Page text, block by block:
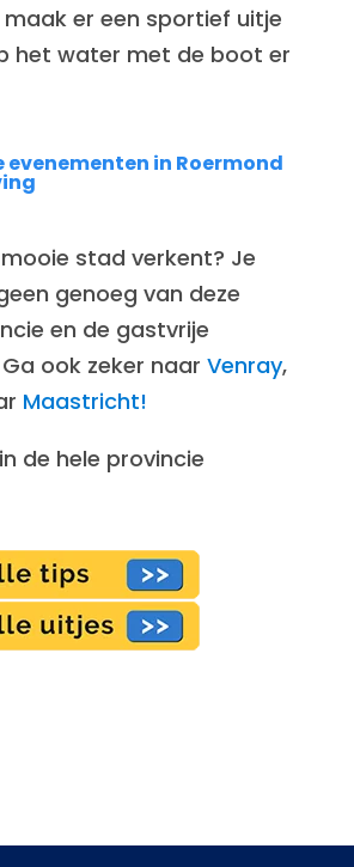
er een sportief uitje
het water met de boot er
evenementen in Roermond
stad verkent? Je
genoeg van deze
en de gastvrije
ook zeker naar Venray,
Maastricht!
de hele provincie